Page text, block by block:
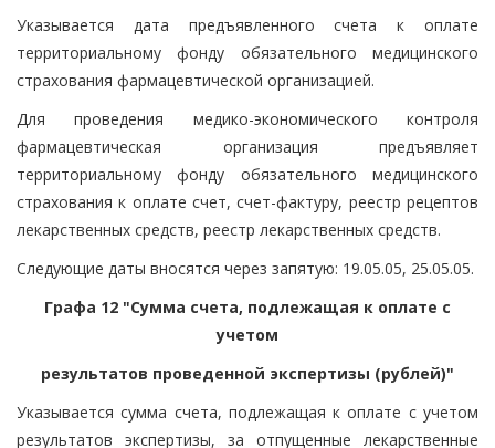
Указывается дата предъявленного счета к оплате
территориальному фонду обязательного медицинского
страхования фармацевтической организацией.
Для проведения медико-экономического контроля
фармацевтическая организация предъявляет
территориальному фонду обязательного медицинского
страхования к оплате счет, счет-фактуру, реестр рецептов
лекарственных средств, реестр лекарственных средств.
Следующие даты вносятся через запятую: 19.05.05, 25.05.05.
Графа 12 "Сумма счета, подлежащая к оплате с
учетом
результатов проведенной экспертизы (рублей)"
Указывается сумма счета, подлежащая к оплате с учетом
результатов экспертизы, за отпущенные лекарственные